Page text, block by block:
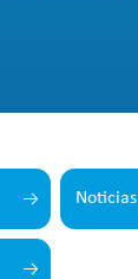
Noticias